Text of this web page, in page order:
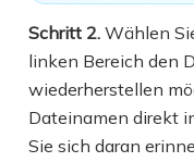
Schritt 2. Wählen
linken Bereich den
wiederherstellen
Dateinamen direkt
Sie sich daran